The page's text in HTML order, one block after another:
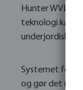
Hunter WVL
teknologi kan
underjordiske
Systemet
og gør det